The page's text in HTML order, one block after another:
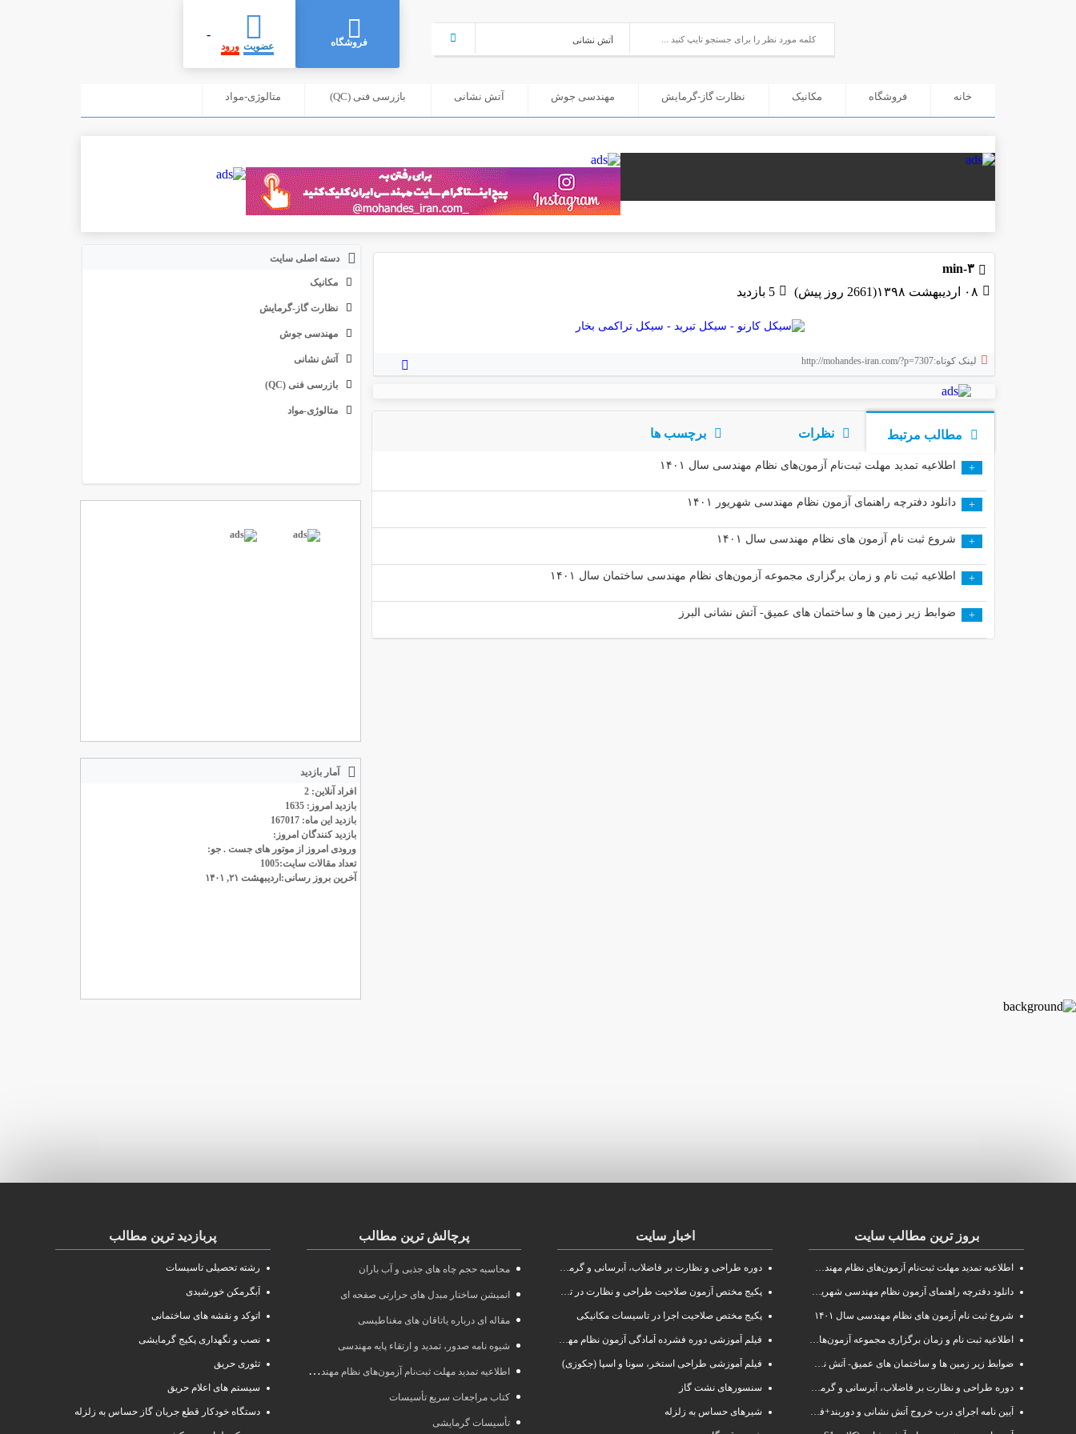
فروشگاه عضویت
-
ورود
خانه فروشگاه مکانیک نظارت گاز-گرمایش مهندسی جوش آتش نشانی بازرسی فنی (QC) متالوژی-مواد
۳-min
۰۸ اردیبهشت ۱۳۹۸(2661 روز پیش)
5 بازدید
لینک کوتاه:http://mohandes-iran.com/?p=7307
مطالب مرتبط نظرات برچسب ها
+ اطلاعیه تمدید مهلت ثبت‌نام آزمون‌های نظام مهندسی سال ۱۴۰۱
+ دانلود دفترچه راهنمای آزمون نظام مهندسی شهریور ۱۴۰۱
+ شروع ثبت نام آزمون های نظام مهندسی سال ۱۴۰۱
+ اطلاعیه ثبت نام و زمان برگزاری مجموعه آزمون‌های نظام مهندسی ساختمان سال ۱۴۰۱
+ ضوابط زیر زمین ها و ساختمان های عمیق- آتش نشانی البرز
دسته اصلی سایت
مکانیک
نظارت گاز-گرمایش
مهندسی جوش
آتش نشانی
بازرسی فنی (QC)
متالوژی-مواد
آمار بازدید
افراد آنلاین: 2
بازدید امروز: 1635
بازدید این ماه: 167017
بازدید کنندگان امروز:
ورودی امروز از موتور های جست . جو:
تعداد مقالات سایت:1005
آخرین بروز رسانی:اردیبهشت ۲۱, ۱۴۰۱
بروز ترین مطالب سایت
اطلاعیه تمدید مهلت ثبت‌نام آزمون‌های نظام مهندسی سال ۱۴۰۱
دانلود دفترچه راهنمای آزمون نظام مهندسی شهریور ۱۴۰۱
شروع ثبت نام آزمون های نظام مهندسی سال ۱۴۰۱
اطلاعیه ثبت نام و زمان برگزاری مجموعه آزمون‌های نظام مهندسی ساختمان سال ۱۴۰۱
ضوابط زیر زمین ها و ساختمان های عمیق- آتش نشانی البرز
دوره طراحی و نظارت بر فاضلاب، آبرسانی و گرمایش رادیاتور
آیین نامه اجرای درب خروج آتش نشانی و دوربند+فایلpdf
اخبار سایت
دوره طراحی و نظارت بر فاضلاب، آبرسانی و گرمایش رادیاتور
پکیج مختص آزمون صلاحیت طراحی و نظارت در تاسیسات مکانیکی
پکیج مختص صلاحیت اجرا در تاسیسات مکانیکی
فیلم آموزشی دوره فشرده آمادگی آزمون نظام مهندسی در رشته طراحی و نظارت تاسیسات مکانیکی ساختمان
فیلم آموزشی طراحی استخر، سونا و اسپا (جکوزی)
سنسورهای نشت گاز
شیرهای حساس به زلزله
پرچالش ترین مطالب
محاسبه حجم چاه های جذبی و آب باران
انمیشن ساختار مبدل های حرارتی صفحه ای
مقاله ای درباره یاتاقان های مغناطیسی
شیوه نامه صدور، تمدید و ارتقاء پایه مهندسی
اطلاعیه تمدید مهلت ثبت‌نام آزمون‌های نظام مهندسی سال ۱۴۰۱
کتاب مراجعات سریع تأسیسات
تأسیسات گرمایشی
پربازدید ترین مطالب
رشته تحصیلی تاسیسات
آبگرمکن خورشیدی
اتوکد و نقشه های ساختمانی
نصب و نگهداری پکیج گرمایشی
تئوری حریق
سیستم های اعلام حریق
دستگاه خودکار قطع جریان گاز حساس به زلزله